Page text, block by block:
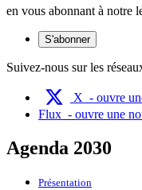
en vous abonnant à notre
S'abonner
Suivez-nous sur les
X - ouvre
Flux - ouvre une
Agenda 2030
Présentation